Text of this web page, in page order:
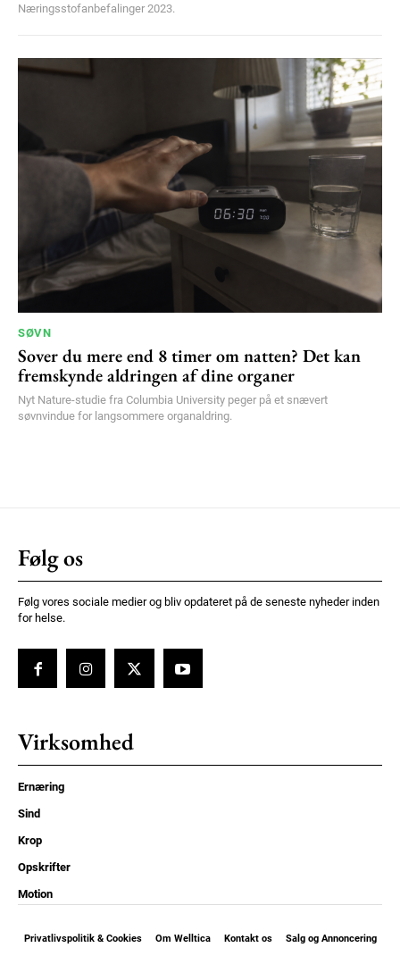
Næringsstofanbefalinger 2023.
SØVN
Sover du mere end 8 timer om natten? Det kan
fremskynde aldringen af dine organer
Nyt Nature-studie fra Columbia University peger på et snævert
søvnvindue for langsommere organaldring.
Følg os
Følg vores sociale medier og bliv opdateret på de seneste nyheder inden
for helse.
Virksomhed
Ernæring
Sind
Krop
Opskrifter
Motion
Privatlivspolitik & Cookies Om Welltica Kontakt os Salg og Annoncering